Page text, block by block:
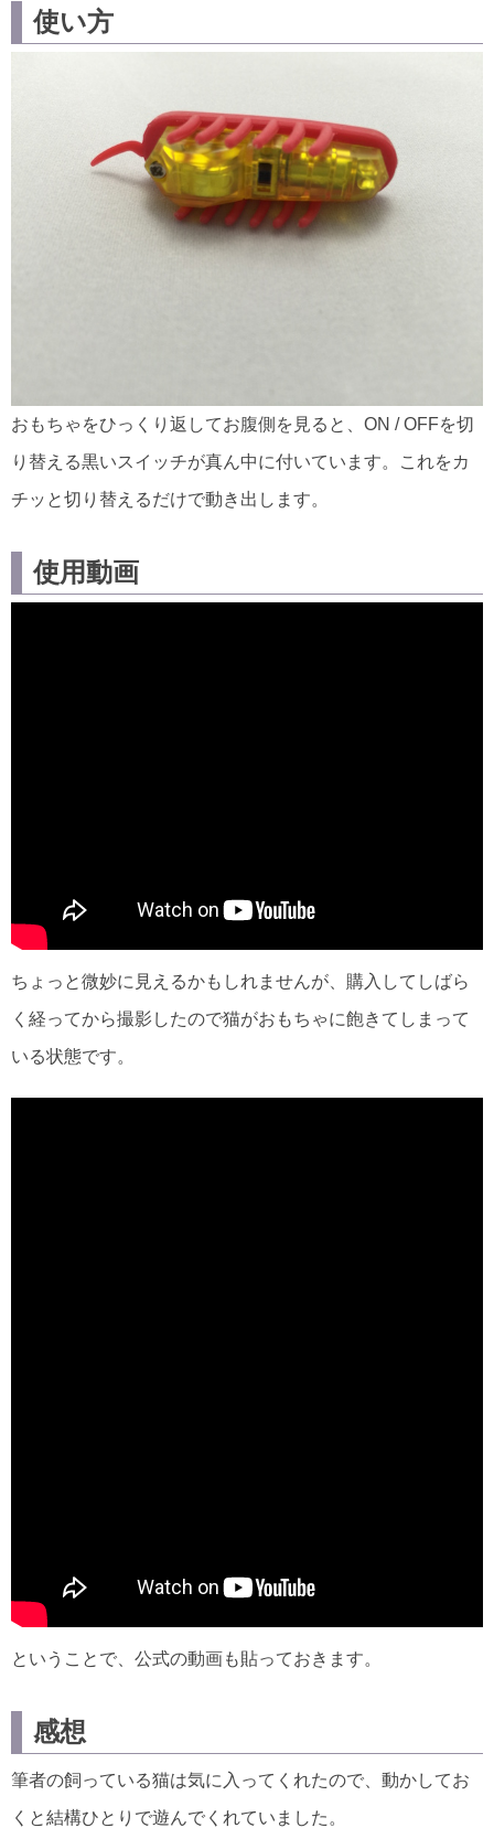
使い方
おもちゃをひっくり返してお腹側を見ると、ON / OFFを切
り替える黒いスイッチが真ん中に付いています。これをカ
チッと切り替えるだけで動き出します。
使用動画
ちょっと微妙に見えるかもしれませんが、購入してしばら
く経ってから撮影したので猫がおもちゃに飽きてしまって
いる状態です。
ということで、公式の動画も貼っておきます。
感想
筆者の飼っている猫は気に入ってくれたので、動かしてお
くと結構ひとりで遊んでくれていました。